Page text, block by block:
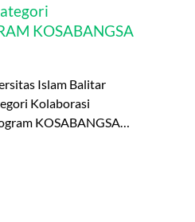
KOSABANGSA
Islam Balitar
Kolaborasi
KOSABANGSA…